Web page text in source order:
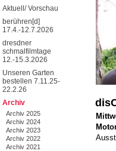
Aktuell/ Vorschau
berühren[d]
17.4.-12.7.2026
dresdner
schmalfilmtage
12.-15.3.2026
Unseren Garten
bestellen 7.11.25-
22.2.26
Archiv
Archiv 2025
Archiv 2024
Archiv 2023
Archiv 2022
Archiv 2021